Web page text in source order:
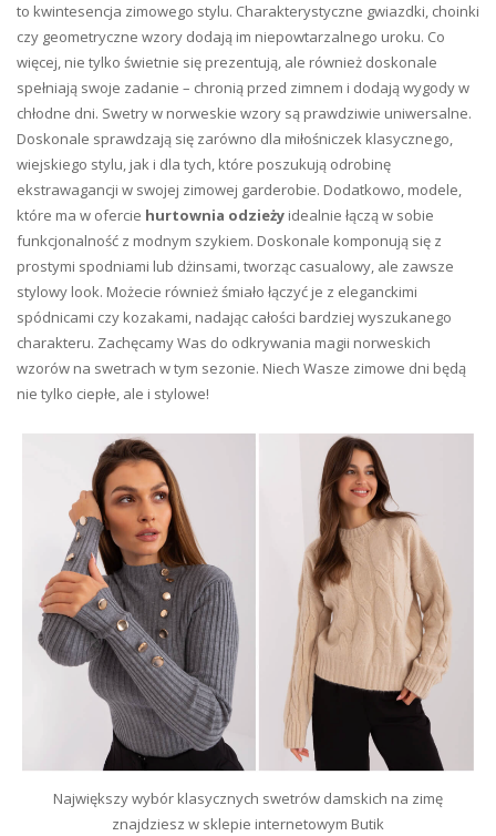
to kwintesencja zimowego stylu. Charakterystyczne gwiazdki, choinki
czy geometryczne wzory dodają im niepowtarzalnego uroku. Co
więcej, nie tylko świetnie się prezentują, ale również doskonale
spełniają swoje zadanie – chronią przed zimnem i dodają wygody w
chłodne dni. Swetry w norweskie wzory są prawdziwie uniwersalne.
Doskonale sprawdzają się zarówno dla miłośniczek klasycznego,
wiejskiego stylu, jak i dla tych, które poszukują odrobinę
ekstrawagancji w swojej zimowej garderobie. Dodatkowo, modele,
które ma w ofercie hurtownia odzieży idealnie łączą w sobie
funkcjonalność z modnym szykiem. Doskonale komponują się z
prostymi spodniami lub dżinsami, tworząc casualowy, ale zawsze
stylowy look. Możecie również śmiało łączyć je z eleganckimi
spódnicami czy kozakami, nadając całości bardziej wyszukanego
charakteru. Zachęcamy Was do odkrywania magii norweskich
wzorów na swetrach w tym sezonie. Niech Wasze zimowe dni będą
nie tylko ciepłe, ale i stylowe!
Największy wybór klasycznych swetrów damskich na zimę
znajdziesz w sklepie internetowym Butik